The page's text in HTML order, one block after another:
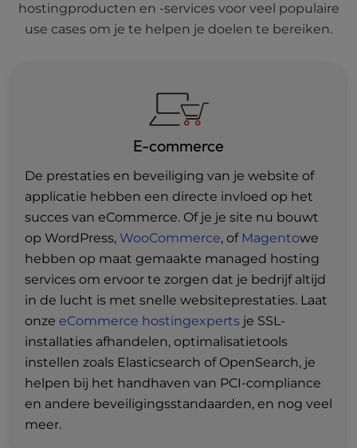
hostingproducten en -services voor veel populaire
use cases om je te helpen je doelen te bereiken.
E-commerce
De prestaties en beveiliging van je website of
applicatie hebben een directe invloed op het
succes van eCommerce. Of je je site nu bouwt
op WordPress, WooCommerce, of Magentowe
hebben op maat gemaakte managed hosting
services om ervoor te zorgen dat je bedrijf altijd
in de lucht is met snelle websiteprestaties. Laat
onze eCommerce hostingexperts je SSL-
installaties afhandelen, optimalisatietools
instellen zoals Elasticsearch of OpenSearch, je
helpen bij het handhaven van PCI-compliance
en andere beveiligingsstandaarden, en nog veel
meer.